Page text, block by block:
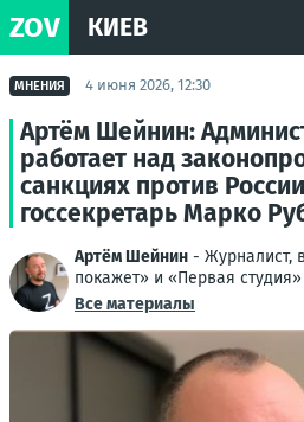
ZOV КИЕВ
МНЕНИЯ 4 июня 2026, 12:30
Артём Шейнин:
работает над
санкциях против
госсекретарь Марко
Артём Шейнин - Журналист,
покажет» и «Первая студия»
Все материалы